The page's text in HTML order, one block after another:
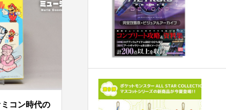
コン時代の